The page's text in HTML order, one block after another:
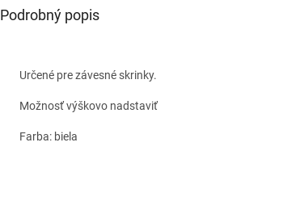
Podrobný popis
Určené pre závesné skrinky.
Možnosť výškovo nadstaviť
Farba: biela